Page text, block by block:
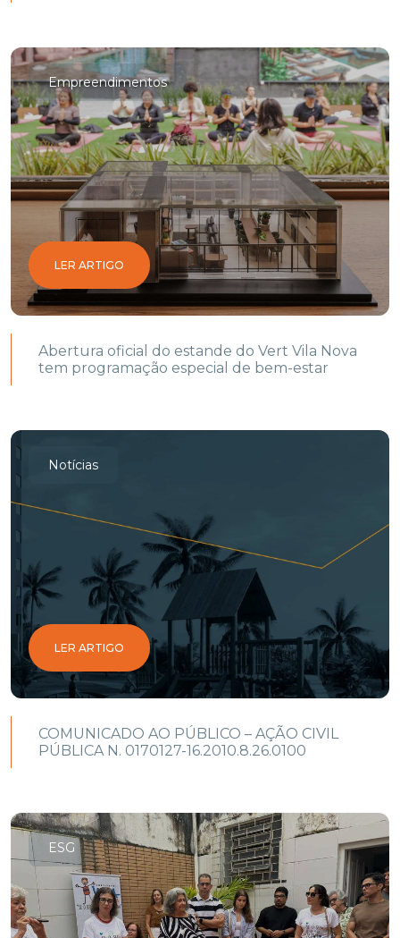
Empreendimentos
LER ARTIGO
Abertura oficial do estande do Vert Vila Nova
tem programação especial de bem-estar
Notícias
LER ARTIGO
COMUNICADO AO PÚBLICO – AÇÃO CIVIL
PÚBLICA N. 0170127-16.2010.8.26.0100
ESG